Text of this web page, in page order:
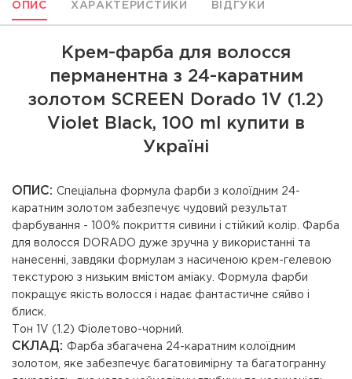
ОПИС ХАРАКТЕРИСТИКИ ВІДГУКИ
Крем-фарба для волосся
перманентна з 24-каратним
золотом SCREEN Dorado 1V (1.2)
Violet Black, 100 ml купити в
Україні
ОПИС: Спеціальна формула фарби з колоїдним 24-
каратним золотом забезпечує чудовий результат
фарбування - 100% покриття сивини і стійкий колір. Фарба
для волосся DORADO дуже зручна у використанні та
нанесенні, завдяки формулам з насиченою крем-гелевою
текстурою з низьким вмістом аміаку. Формула фарби
покращує якість волосся і надає фантастичне сяйво і
блиск.
Тон 1V (1.2) Фіолетово-чорний.
СКЛАД: Фарба збагачена 24-каратним колоїдним
золотом, яке забезпечує багатовимірну та багатогранну